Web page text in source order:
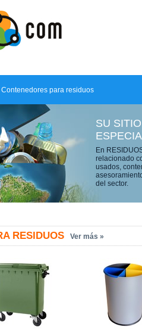
Contenedores para residuos
SU
En
relacionado
usados,
del sector.
RESIDUOS Ver más »